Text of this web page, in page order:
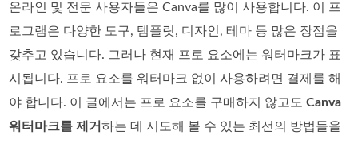
온라인 및 전문 사용자들은 Canva를 많이 사용합니다. 이 프
로그램은 다양한 도구, 템플릿, 디자인, 테마 등 많은 장점을
갖추고 있습니다. 그러나 현재 프로 요소에는 워터마크가 표
시됩니다. 프로 요소를 워터마크 없이 사용하려면 결제를 해
야 합니다. 이 글에서는 프로 요소를 구매하지 않고도Canva
워터마크를 제거하는 데 시도해 볼 수 있는 최선의 방법들을